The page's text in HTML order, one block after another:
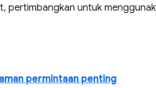
pertimbangkan untuk
permintaan penting